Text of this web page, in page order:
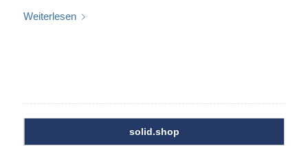
Weiterlesen
solid.shop